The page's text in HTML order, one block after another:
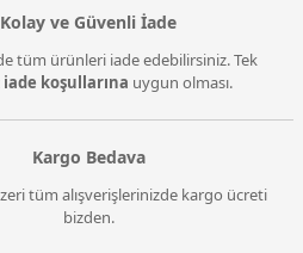
Kolay ve Güvenli İade
tüm ürünleri iade edebilirsiniz. Tek
iade koşullarına uygun olması.
Kargo Bedava
tüm alışverişlerinizde kargo ücreti
bizden.